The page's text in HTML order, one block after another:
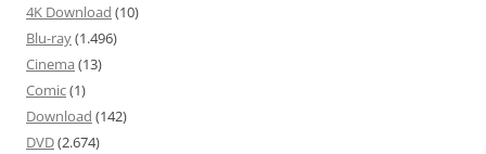
4K Download (10)
Blu-ray(1.496)
Cinema (13)
Comic(1)
Download (142)
DVD(2.674)